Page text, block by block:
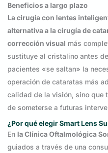
Beneficios a largo plazo
La cirugía con lentes
alternativa a la cirugía de
corrección visual más
sustituye al cristalino antes
pacientes «se saltan» la
operación de cataratas más
calidad de la visión, sino que
de someterse a futuras
¿Por qué elegir Smart Lens
En la Clínica Oftalmológica
guiados a través de una